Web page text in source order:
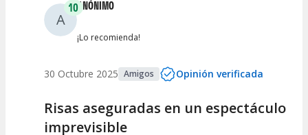
A
10ANÓNIMO
¡Lo recomienda!
30 Octubre 2025 Amigos Opinión verificada
Risas aseguradas en un espectáculo
imprevisible